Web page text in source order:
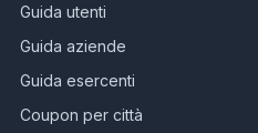
Guida utenti
Guida aziende
Guida esercenti
Coupon per città